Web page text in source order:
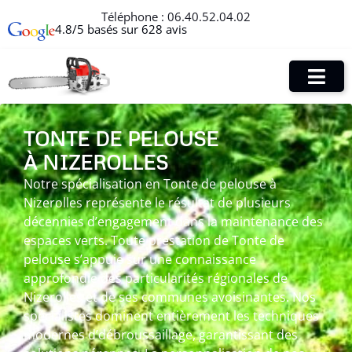
Téléphone : 06.40.52.04.02
4.8/5 basés sur 628 avis
TONTE DE PELOUSE
À NIZEROLLES
Notre spécialisation en Tonte de pelouse à
Nizerolles représente le résultat de plusieurs
décennies d’engagement dans la maintenance des
espaces verts. Toute prestation de Tonte de
pelouse s’appuie sur une connaissance
approfondie des particularités régionales de
Nizerolles et de ses communes avoisinantes. Nos
spécialistes dominent entièrement les techniques
modernes d’débroussaillage, garantissant des